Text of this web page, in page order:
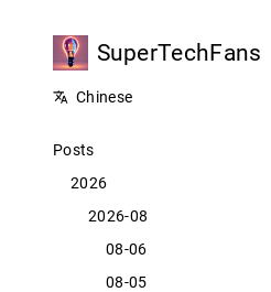
SuperTechFans
Chinese
Posts
2026
2026-08
08-06
08-05